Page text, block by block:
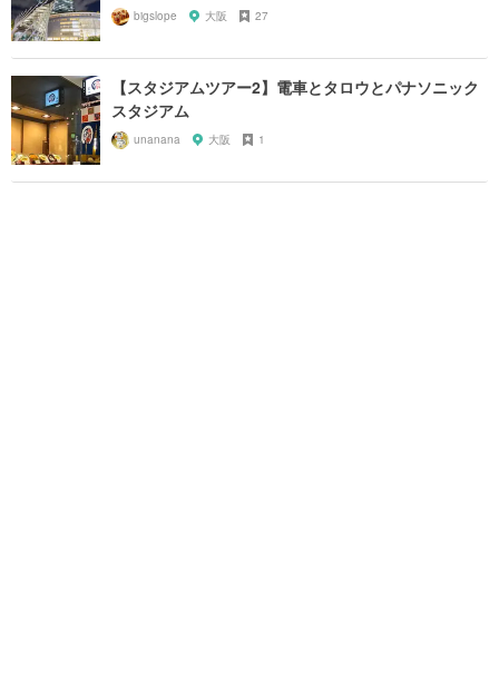
bigslope 大阪 27
【スタジアムツアー2】電車とタロウとパナソニック
スタジアム
unanana 大阪 1